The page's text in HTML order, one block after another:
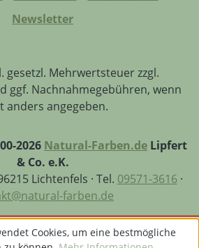
Newsletter
gesetzl. Mehrwertsteuer zzgl.
ggf. Nachnahmegebühren, wenn
anders angegeben.
2026 Natural-Farben.de Lipfert
& Co. e.K.
Lichtenfels · Tel. 09571-3616 ·
farben.de
Cookies, um eine bestmögliche